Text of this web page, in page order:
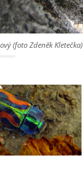
(foto Zdeněk Kletečka)